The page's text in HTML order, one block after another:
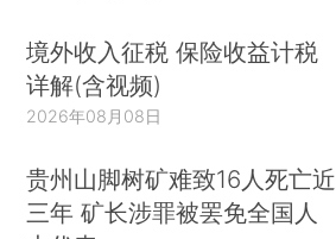
境外收入征税 保险收益计税
详解(含视频)
2026年08月08日
贵州山脚树矿难致16人死亡近
三年 矿长涉罪被罢免全国人